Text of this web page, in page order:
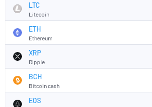
LTC
Litecoin
ETH
Ethereum
XRP
Ripple
BCH
Bitcoin cash
EOS